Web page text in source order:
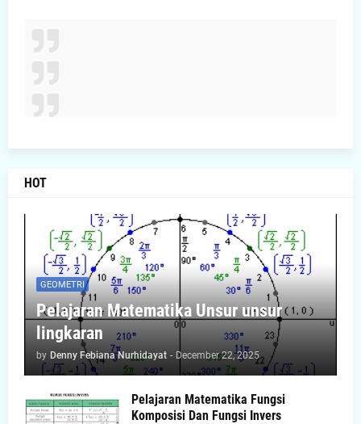
HOT
GEOMETRI
Pelajaran Matematika Unsur unsur
lingkaran
by Denny Febiana Nurhidayat - December 22, 2025
Pelajaran Matematika Fungsi
Komposisi Dan Fungsi Invers